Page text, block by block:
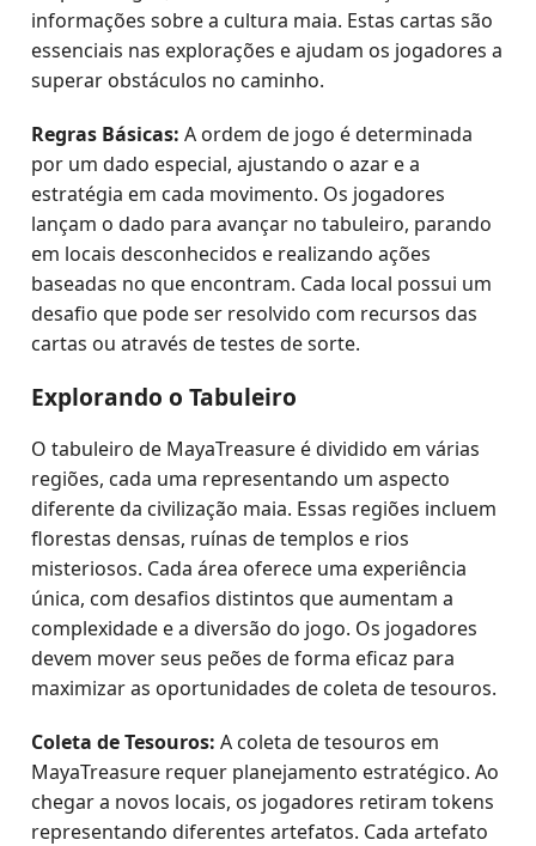
informações sobre a cultura maia. Estas cartas são
essenciais nas explorações e ajudam os jogadores a
superar obstáculos no caminho.
Regras Básicas: A ordem de jogo é determinada
por um dado especial, ajustando o azar e a
estratégia em cada movimento. Os jogadores
lançam o dado para avançar no tabuleiro, parando
em locais desconhecidos e realizando ações
baseadas no que encontram. Cada local possui um
desafio que pode ser resolvido com recursos das
cartas ou através de testes de sorte.
Explorando o Tabuleiro
O tabuleiro de MayaTreasure é dividido em várias
regiões, cada uma representando um aspecto
diferente da civilização maia. Essas regiões incluem
florestas densas, ruínas de templos e rios
misteriosos. Cada área oferece uma experiência
única, com desafios distintos que aumentam a
complexidade e a diversão do jogo. Os jogadores
devem mover seus peões de forma eficaz para
maximizar as oportunidades de coleta de tesouros.
Coleta de Tesouros: A coleta de tesouros em
MayaTreasure requer planejamento estratégico. Ao
chegar a novos locais, os jogadores retiram tokens
representando diferentes artefatos. Cada artefato